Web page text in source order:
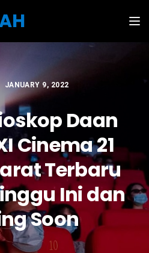
JANUARY 9, 2022
Daan
Cinema 21
Terbaru
Ini dan
Soon